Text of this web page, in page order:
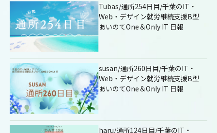
Tubas/通所254日目/千葉のIT・
Web・デザイン就労継続支援B型
あいのてOne＆Only IT 日報
susan/通所260日目/千葉のIT・
Web・デザイン就労継続支援B型
あいのてOne＆Only IT 日報
haru/通所124日目/千葉のIT・